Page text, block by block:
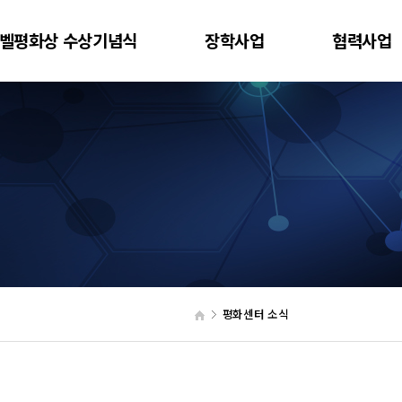
평화상 수상기념식 장학사업 협력사업
평화센터 소식